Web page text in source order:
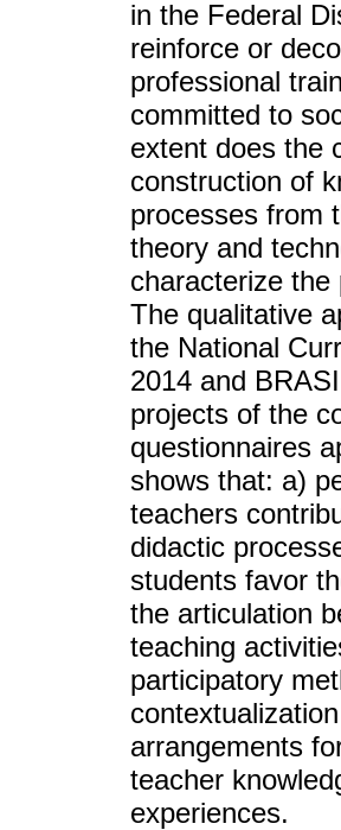
in the Federal
reinforce or
professional
committed to
extent does the
construction of
processes from
theory and
characterize
The qualitative
the National
2014 and
projects of the
questionnaires
shows that: a)
teachers
didactic
students favor
the articulation
teaching
participatory
arrangements
teacher
experiences.